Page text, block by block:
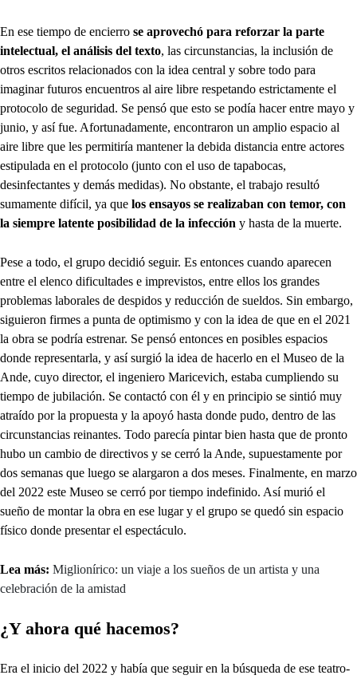
En ese tiempo de encierro se aprovechó para reforzar la parte
intelectual, el análisis del texto, las circunstancias, la inclusión de
otros escritos relacionados con la idea central y sobre todo para
imaginar futuros encuentros al aire libre respetando estrictamente el
protocolo de seguridad. Se pensó que esto se podía hacer entre mayo y
junio, y así fue. Afortunadamente, encontraron un amplio espacio al
aire libre que les permitiría mantener la debida distancia entre actores
estipulada en el protocolo (junto con el uso de tapabocas,
desinfectantes y demás medidas). No obstante, el trabajo resultó
sumamente difícil, ya que los ensayos se realizaban con temor, con
la siempre latente posibilidad de la infección y hasta de la muerte.
Pese a todo, el grupo decidió seguir. Es entonces cuando aparecen
entre el elenco dificultades e imprevistos, entre ellos los grandes
problemas laborales de despidos y reducción de sueldos. Sin embargo,
siguieron firmes a punta de optimismo y con la idea de que en el 2021
la obra se podría estrenar. Se pensó entonces en posibles espacios
donde representarla, y así surgió la idea de hacerlo en el Museo de la
Ande, cuyo director, el ingeniero Maricevich, estaba cumpliendo su
tiempo de jubilación. Se contactó con él y en principio se sintió muy
atraído por la propuesta y la apoyó hasta donde pudo, dentro de las
circunstancias reinantes. Todo parecía pintar bien hasta que de pronto
hubo un cambio de directivos y se cerró la Ande, supuestamente por
dos semanas que luego se alargaron a dos meses. Finalmente, en marzo
del 2022 este Museo se cerró por tiempo indefinido. Así murió el
sueño de montar la obra en ese lugar y el grupo se quedó sin espacio
físico donde presentar el espectáculo.
Lea más: Miglionírico: un viaje a los sueños de un artista y una
celebración de la amistad
¿Y ahora qué hacemos?
Era el inicio del 2022 y había que seguir en la búsqueda de ese teatro-